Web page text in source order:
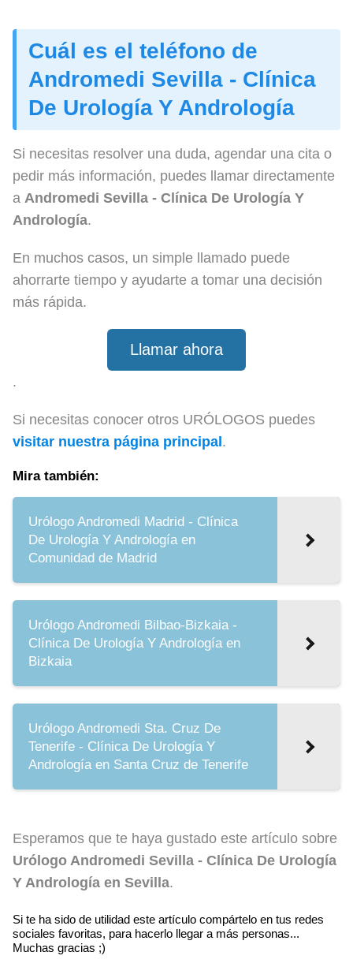
Cuál es el teléfono de
Andromedi Sevilla - Clínica
De Urología Y Andrología
Si necesitas resolver una duda, agendar una cita o
pedir más información, puedes llamar directamente
a Andromedi Sevilla - Clínica De Urología Y
Andrología.
En muchos casos, un simple llamado puede
ahorrarte tiempo y ayudarte a tomar una decisión
más rápida.
Llamar ahora
.
Si necesitas conocer otros URÓLOGOS puedes
visitar nuestra página principal .
Mira también:
Urólogo Andromedi Madrid - Clínica
De Urología Y Andrología en
Comunidad de Madrid
Urólogo Andromedi Bilbao-Bizkaia -
Clínica De Urología Y Andrología en
Bizkaia
Urólogo Andromedi Sta. Cruz De
Tenerife - Clínica De Urología Y
Andrología en Santa Cruz de Tenerife
Esperamos que te haya gustado este artículo sobre
Urólogo Andromedi Sevilla - Clínica De Urología
Y Andrología en Sevilla.
Si te ha sido de utilidad este artículo compártelo en tus redes
sociales favoritas, para hacerlo llegar a más personas...
Muchas gracias ;)